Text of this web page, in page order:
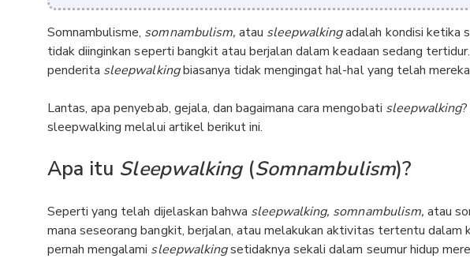
Somnambulisme, somnambulism, atau sleepwalkingadalah kondisi ketika
tidak diinginkan seperti bangkit atau berjalan dalam keadaan sedang
penderita sleepwalkingbiasanya tidak mengingat hal-hal yang telah
Lantas, apa penyebab, gejala, dan bagaimana cara mengobati sleepwalking
sleepwalking melalui artikel berikut ini.
Apa itu Sleepwalking(Somnambulism)?
Seperti yang telah dijelaskan bahwa sleepwalking, somnambulism, atau
mana seseorang bangkit, berjalan, atau melakukan aktivitas tertentu dalam
pernah mengalami sleepwalkingsetidaknya sekali dalam seumur hidup